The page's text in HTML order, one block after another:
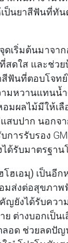
ป็นยาสีฟันที่ทั
ดเริ่มต้นมาจา
สดใส และช่ว
ฟันที่ตอบโจท
มหวานแทนน้
มผลไม้มีให้เ
แสบปาก นอกจ
ารรับรอง
ด้รับมาตรฐาน
โฮเอมุ) เป็นอีก
มส่งต่อสุขภาพ
ยังได้รับควา
างบอกเป็นเ
ลอด ช่วยลดปั